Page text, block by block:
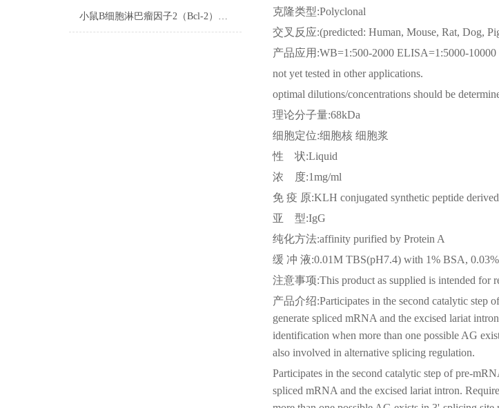
小鼠B细胞淋巴瘤因子2（Bcl-2）elisa检测试剂盒​实验通用规则
克隆类型:Polyclonal
交叉反应:(predicted: Human, Mouse, Rat, Dog,
产品应用 :WB=1:500-2000 ELISA=1:5000-
not yet tested in other applications.
optimal dilutions/concentrations should be
理论分子量:68kDa
细胞定位:细胞核 细胞浆
性
状:Liquid
浓
度:1mg/ml
免 疫 原:KLH conjugated synthetic peptide
亚
型:IgG
纯化方法:affinity purified by Protein A
缓 冲 液:0.01M TBS(pH7.4) with 1% BSA,
注意事项:This product as supplied is intended for
产品介绍:Participates in the second catalytic
generate spliced mRNA and the excised lariat
identification when more than one possible AG
also involved in alternative splicing regulation.
Participates in the second catalytic step of pre-
spliced mRNA and the excised lariat intron.